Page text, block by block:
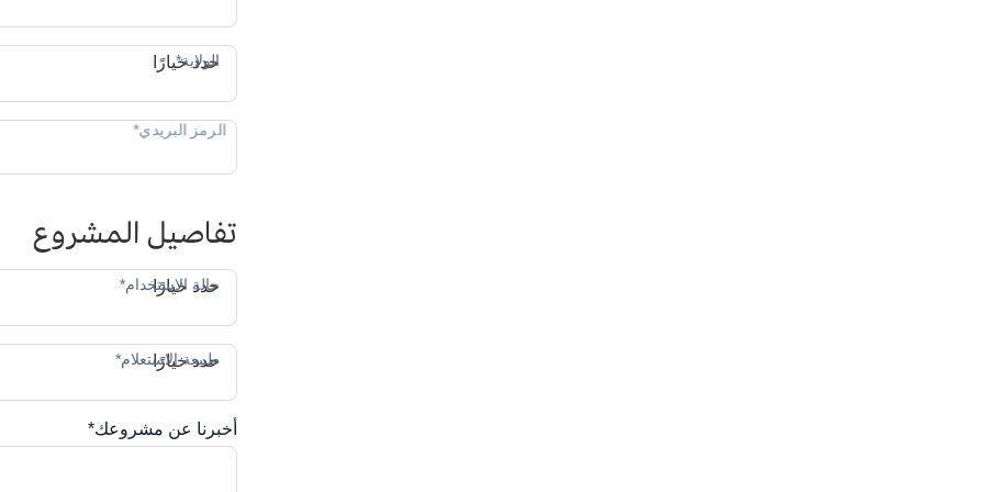
الولاية*
حدد خيارًا
تفاصيل المشروع
حالة الاستخدام*
حدد خيارًا
طبيعة الاستعلام*
حدد خيارًا
أخبرنا عن مشروعك*